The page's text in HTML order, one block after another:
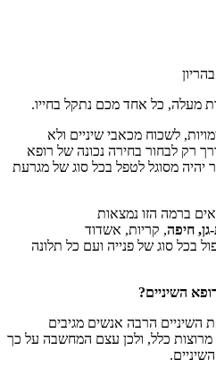
מעלה, כל אחד מכם נתקל בחייו.
לשכוח מכאבי שיניים ולא
רק לבחור בחירה נכונה של רופא
יהיה מסוגל לטפל בכל סוג של מגרעת
ברמה הזו נמצאות
חיפה, קריות, אשדוד
בכל סוג של פנייה ועם כל תלונה
השיניים?
השיניים הרבה אנשים מגיבים
כלל, ולכן עצם המחשבה על כך